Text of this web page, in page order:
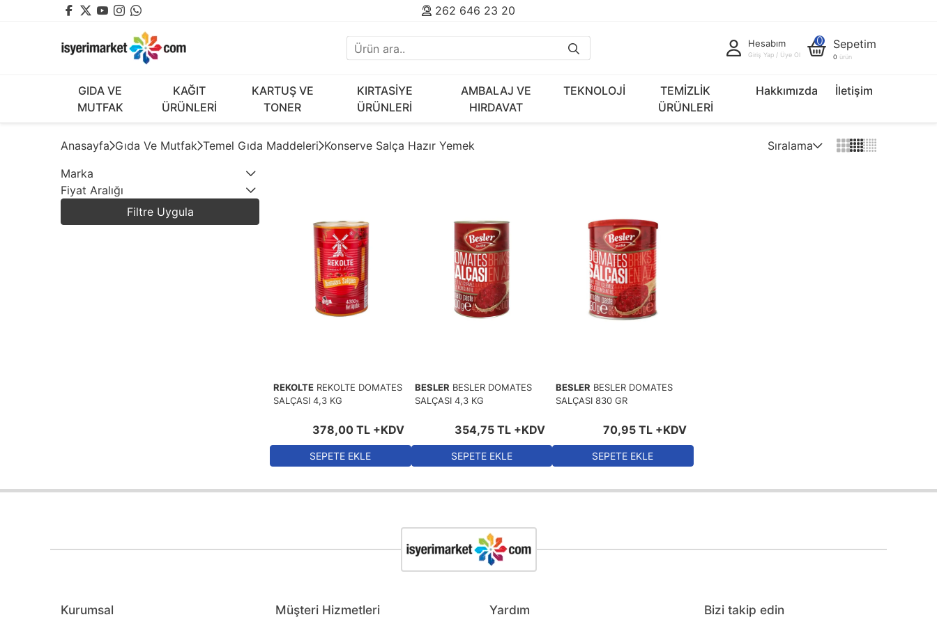
262 646 23 20
Hesabım
Giriş Yap / Üye Ol
0 Sepetim
0 ürün
GIDA VE
MUTFAK
KAĞIT
ÜRÜNLERİ
KARTUŞ VE
TONER
KIRTASİYE
ÜRÜNLERİ
AMBALAJ VE
HIRDAVAT
TEKNOLOJİ
TEMİZLİK
ÜRÜNLERİ
Hakkımızda İletişim
Anasayfa Gıda Ve Mutfak Temel Gıda Maddeleri Konserve Salça Hazır Yemek Sıralama
Marka
BESLER
Fiyat Aralığı
Filtre Uygula
REKOLTE REKOLTE DOMATES
SALÇASI 4,3 KG
378,00 TL+KDV
SEPETE EKLE
BESLER BESLER DOMATES
SALÇASI 4,3 KG
354,75 TL +KDV
SEPETE EKLE
BESLER BESLER DOMATES
SALÇASI 830 GR
70,95 TL+KDV
SEPETE EKLE
Kurumsal Müşteri Hizmetleri Yardım Bizi takip edin